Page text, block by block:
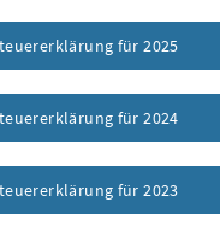
für 2025
für 2024
für 2023